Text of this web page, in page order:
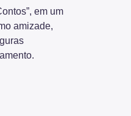
em um
amizade,